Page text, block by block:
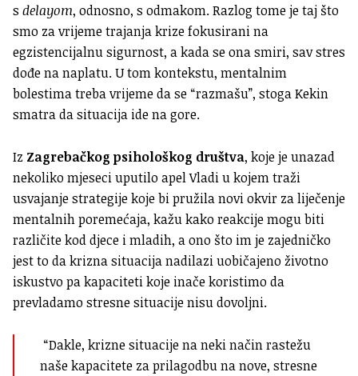
s delayom, odnosno, s odmakom. Razlog tome je taj što
smo za vrijeme trajanja krize fokusirani na
egzistencijalnu sigurnost, a kada se ona smiri, sav stres
dođe na naplatu. U tom kontekstu, mentalnim
bolestima treba vrijeme da se “razmašu”, stoga Kekin
smatra da situacija ide na gore.
Iz Zagrebačkog psihološkog društva, koje je unazad
nekoliko mjeseci uputilo apel Vladi u kojem traži
usvajanje strategije koje bi pružila novi okvir za liječenje
mentalnih poremećaja, kažu kako reakcije mogu biti
različite kod djece i mladih, a ono što im je zajedničko
jest to da krizna situacija nadilazi uobičajeno životno
iskustvo pa kapaciteti koje inače koristimo da
prevladamo stresne situacije nisu dovoljni.
“Dakle, krizne situacije na neki način rastežu
naše kapacitete za prilagodbu na nove, stresne